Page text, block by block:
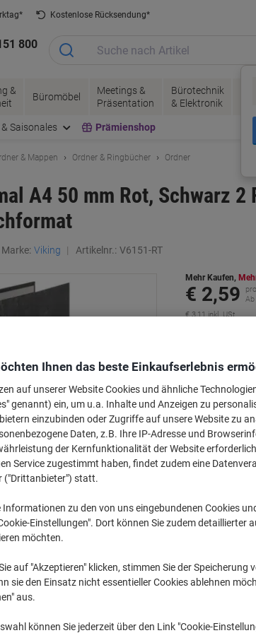
Kostenlose Rücksendung*
800
&
Büromöbel
Meetings &
Präsentation
Bürotechnik
& Elektronik
Saisonales Prämienshop
& Mappen Ordner & Ringbücher Ordner
A4 50 mm Rot, Schwarz 2
Marke: Viking Artikelnr.: V6151-RT
Mehr Kaufen,
€ 2,59
€ 3,11 inkl. USt
20-59Stück
60+Stück
Aktuell
Zu einer
Ihnen das beste Einkaufserlebnis
auf unserer Website Cookies und ähnliche
genannt) ein, um u.a. Inhalte und Anzeigen zu
einzubinden oder Zugriffe auf unsere Website zu
Daten, z.B. Ihre IP-Adresse und
der Kernfunktionalität der Website
Service zugestimmt haben, findet zudem eine
("Drittanbieter") statt.
Informationen zu den von uns eingebundenen Cookies
Einstellungen". Dort können Sie zudem detaillierter
möchten.
auf "Akzeptieren" klicken, stimmen Sie der Speicherung
sie den Einsatz nicht essentieller Cookies ablehnen
aus.
können Sie jederzeit über den Link "Cookie-